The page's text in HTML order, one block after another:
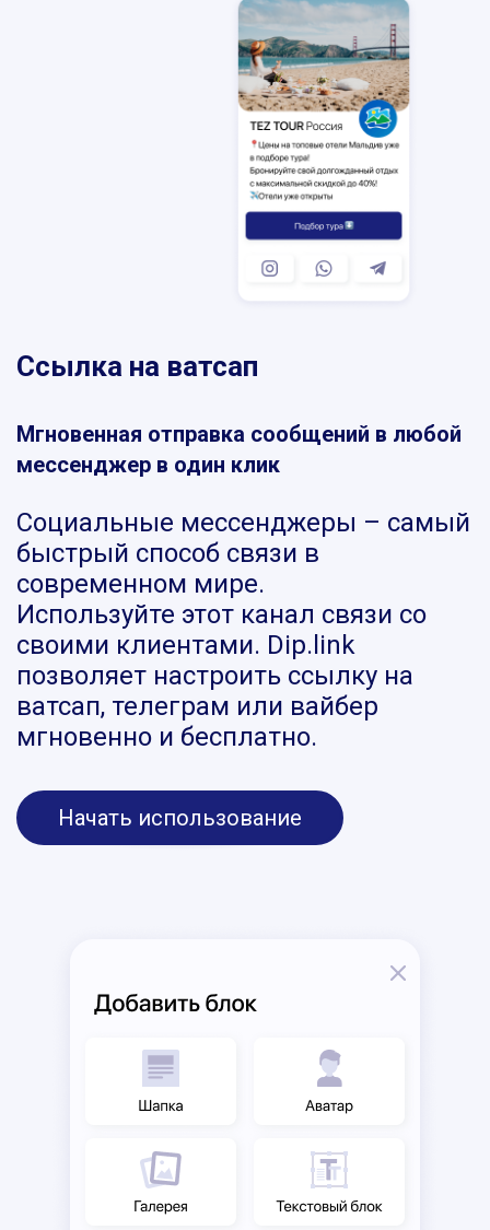
SKYPE
MESSENGER
TELEGRAM
WHATSAPP
Ссылка на ватсап
Мгновенная отправка сообщений в любой
мессенджер в один клик
Социальные мессенджеры – самый
быстрый способ связи в
современном мире.
Используйте этот канал связи со
своими клиентами. Dip.link
позволяет настроить ссылку на
ватсап, телеграм или вайбер
мгновенно и бесплатно.
Начать использование